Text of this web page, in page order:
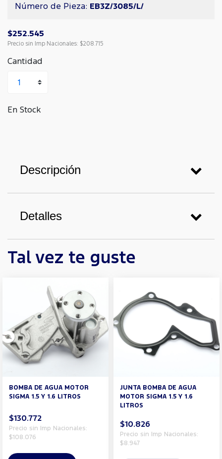
Número de Pieza: EB3Z/3085/L/
$252.545
Precio sin Imp Nacionales: $208.715
Cantidad
En Stock
Descripción
Detalles
Tal vez te guste
BOMBA DE AGUA MOTOR
SIGMA 1.5 Y 1.6 LITROS
$130.772
Precio sin Imp Nacionales:
$108.076
JUNTA BOMBA DE AGUA
MOTOR SIGMA 1.5 Y 1.6
LITROS
$10.826
Precio sin Imp Nacionales:
$8.947